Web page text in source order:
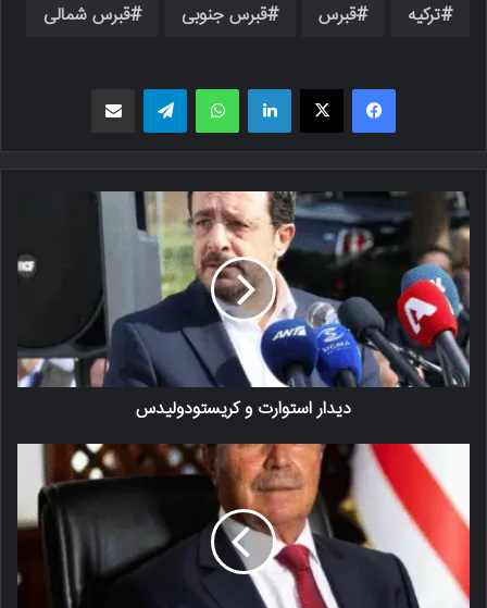
ترکیه قبرس قبرس جنوبی قبرس شمالی
فیسبوک X لینکدین واتس اپ
دیدار استوارت و کریستودولیدس